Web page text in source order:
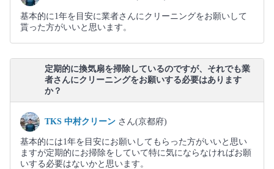
基本的に1年を目安に業者さんにクリーニングをお願いして
貰った方がいいと思います。
定期的に換気扇を掃除しているのですが、それでも業
者さんにクリーニングをお願いする必要はあります
か？
TKS 中村クリーン さん(京都府)
基本的には1年を目安にお願いしてもらった方がいいと思い
ますが定期的にお掃除をしていて特に気にならなければお願
いする必要はないかと思います。